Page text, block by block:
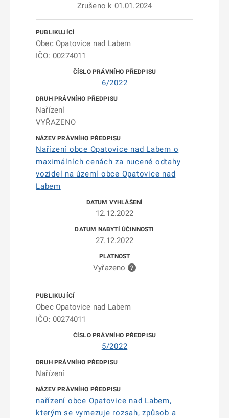
Zrušeno k 01.01.2024
Obec Opatovice nad Labem
IČO: 00274011
6/2022
Nařízení
VYŘAZENO
Nařízení obce Opatovice nad Labem o
maximálních cenách za nucené odtahy
vozidel na území obce Opatovice nad
Labem
12.12.2022
27.12.2022
Vyřazeno
Obec Opatovice nad Labem
IČO: 00274011
5/2022
Nařízení
nařízení obce Opatovice nad Labem,
kterým se vymezuje rozsah, způsob a